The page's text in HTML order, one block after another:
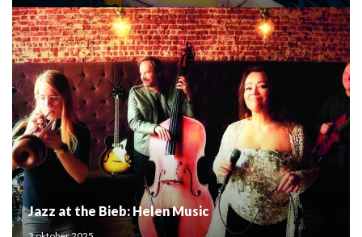
Jazz at the Bieb: Helen Music